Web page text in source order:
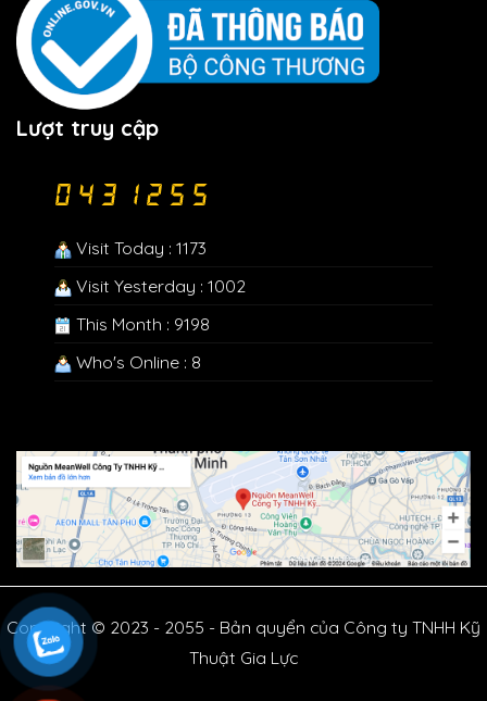
Lượt truy cập
Visit Today : 1173
Visit Yesterday : 1002
This Month : 9198
Who's Online : 8
Copyright © 2023 - 2055 - Bản quyển của Công ty TNHH Kỹ
Thuật Gia Lực